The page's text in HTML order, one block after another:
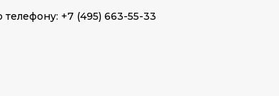
+7 (495) 663-55-33